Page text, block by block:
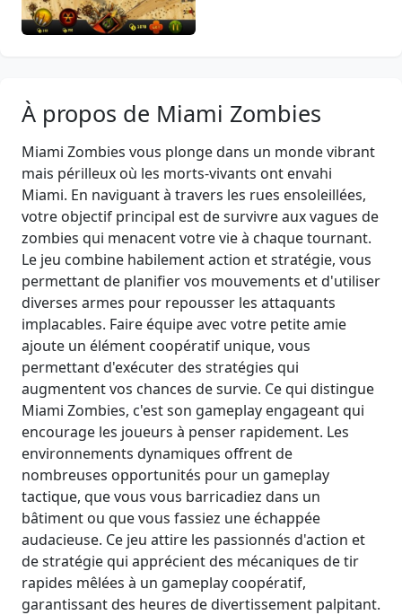
À propos de Miami Zombies
Miami Zombies vous plonge dans un monde vibrant
mais périlleux où les morts-vivants ont envahi
Miami. En naviguant à travers les rues ensoleillées,
votre objectif principal est de survivre aux vagues de
zombies qui menacent votre vie à chaque tournant.
Le jeu combine habilement action et stratégie, vous
permettant de planifier vos mouvements et d'utiliser
diverses armes pour repousser les attaquants
implacables. Faire équipe avec votre petite amie
ajoute un élément coopératif unique, vous
permettant d'exécuter des stratégies qui
augmentent vos chances de survie. Ce qui distingue
Miami Zombies, c'est son gameplay engageant qui
encourage les joueurs à penser rapidement. Les
environnements dynamiques offrent de
nombreuses opportunités pour un gameplay
tactique, que vous vous barricadiez dans un
bâtiment ou que vous fassiez une échappée
audacieuse. Ce jeu attire les passionnés d'action et
de stratégie qui apprécient des mécaniques de tir
rapides mêlées à un gameplay coopératif,
garantissant des heures de divertissement palpitant.